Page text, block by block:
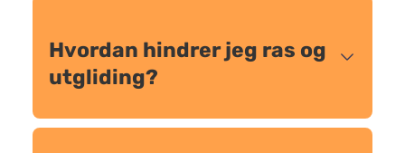
Hvordan hindrer jeg ras og
utgliding?